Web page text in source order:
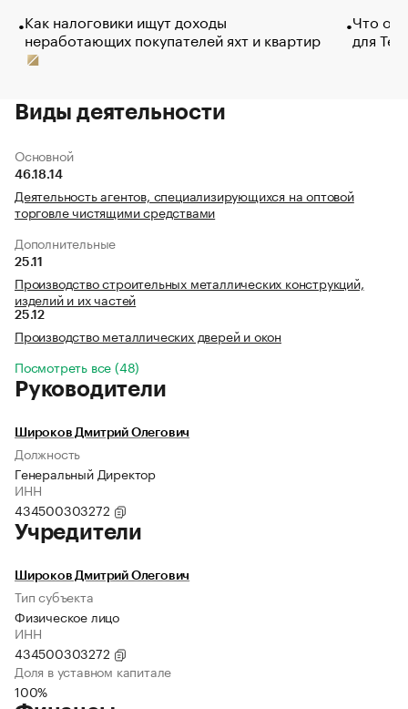
Как налоговики ищут доходы
неработающих покупателей яхт и квартир
Что
для
Виды деятельности
Основной
46.18.14
Деятельность агентов, специализирующихся на оптовой
торговле чистящими средствами
Дополнительные
25.11
Производство строительных металлических конструкций,
изделий и их частей
25.12
Производство металлических дверей и окон
Посмотреть все (48)
Руководители
Широков Дмитрий Олегович
Должность
Генеральный Директор
ИНН
434500303272
Учредители
Широков Дмитрий Олегович
Тип субъекта
Физическое лицо
ИНН
434500303272
Доля в уставном капитале
100%